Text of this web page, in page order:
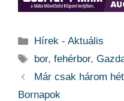
Kategória
Hírek - Aktuális
Címkék
bor,fehérbor,
Már csak három
Bornapok